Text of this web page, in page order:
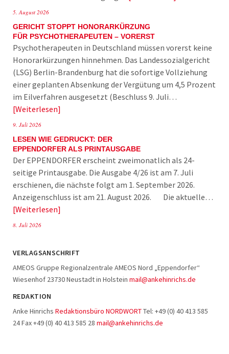
5. August 2026
GERICHT STOPPT HONORARKÜRZUNG
FÜR PSYCHOTHERAPEUTEN – VORERST
Psychotherapeuten in Deutschland müssen vorerst keine
Honorarkürzungen hinnehmen. Das Landessozialgericht
(LSG) Berlin-Brandenburg hat die sofortige Vollziehung
einer geplanten Absenkung der Vergütung um 4,5 Prozent
im Eilverfahren ausgesetzt (Beschluss 9. Juli…
Weiterlesen
9. Juli 2026
LESEN WIE GEDRUCKT: DER
EPPENDORFER ALS PRINTAUSGABE
Der EPPENDORFER erscheint zweimonatlich als 24-
seitige Printausgabe. Die Ausgabe 4/26 ist am 7. Juli
erschienen, die nächste folgt am 1. September 2026.
Anzeigenschluss ist am 21. August 2026. Die aktuelle…
Weiterlesen
8. Juli 2026
VERLAGSANSCHRIFT
AMEOS Gruppe Regionalzentrale AMEOS Nord „Eppendorfer“
Wiesenhof 23730 Neustadt in Holstein mail@ankehinrichs.de
REDAKTION
Anke Hinrichs Redaktionsbüro NORDWORTTel: +49 (0) 40 413 585
24 Fax +49 (0) 40 413 585 28 mail@ankehinrichs.de